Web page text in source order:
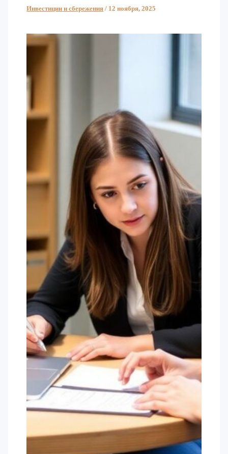
Инвестиции и сбережения / 12 ноября, 2025